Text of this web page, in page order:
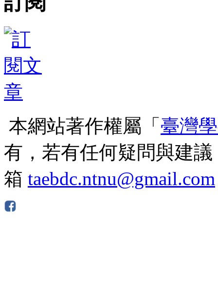
本網站著作權屬「 臺灣
有，若有任何疑問與建
箱 taebdc.ntnu@gmail.com